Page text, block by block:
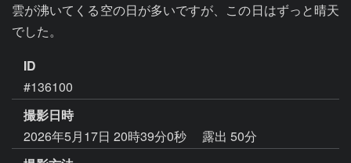
雲が沸いてくる空の日が多いですが、この日はずっと晴天
でした。
ID
#136100
撮影日時
2026年5月17日 20時39分0秒
露出 50分